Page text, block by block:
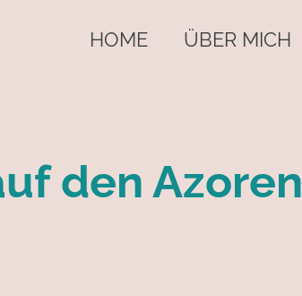
HOME ÜBER MICH
den Azoren